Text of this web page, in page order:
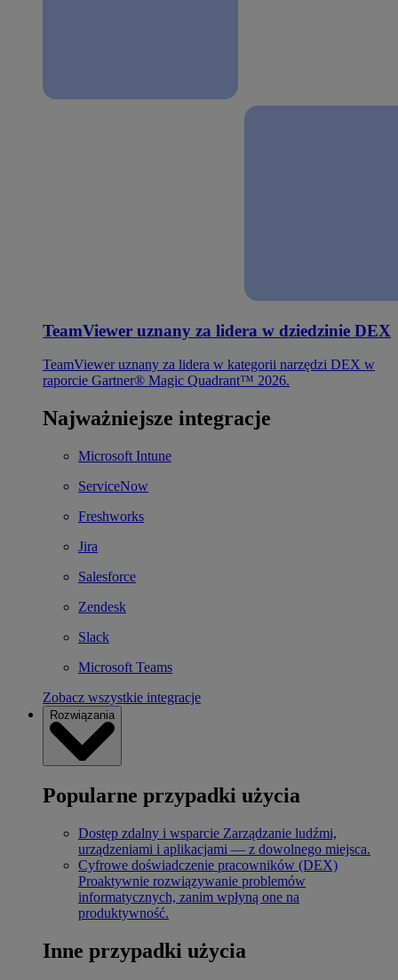
TeamViewer uznany za lidera w dziedzinie DEX
TeamViewer uznany za lidera w kategorii narzędzi DEX w
raporcie Gartner® Magic Quadrant™ 2026.
Najważniejsze integracje
Microsoft Intune
ServiceNow
Freshworks
Jira
Salesforce
Zendesk
Slack
Microsoft Teams
Zobacz wszystkie integracje
Rozwiązania
Popularne przypadki użycia
Dostęp zdalny i wsparcie Zarządzanie ludźmi,
urządzeniami i aplikacjami — z dowolnego miejsca.
Cyfrowe doświadczenie pracowników (DEX)
Proaktywnie rozwiązywanie problemów
informatycznych, zanim wpłyną one na
produktywność.
Inne przypadki użycia